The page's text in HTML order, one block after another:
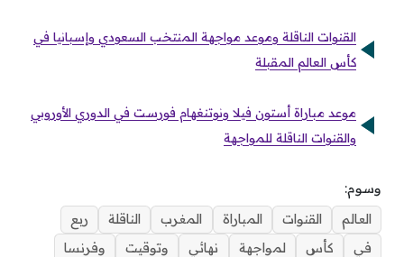
القنوات الناقلة وموعد مواجهة المنتخب السعودي وإسبانيا في
كأس العالم المقبلة
موعد مباراة أستون فيلا ونوتنغهام فورست في الدوري الأوروبي
والقنوات الناقلة للمواجهة
وسوم:
العالم
القنوات المباراة المغرب الناقلة
ربع
في
كأس لمواجهة نهائي وتوقيت وفرنسا